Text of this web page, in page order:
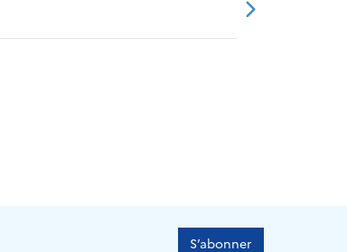
S’abonner